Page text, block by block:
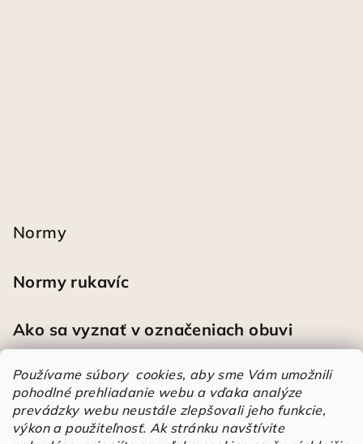
Používame súbory cookies, aby sme Vám umožnili
pohodlné prehliadanie webu a vďaka analýze
prevádzky webu neustále zlepšovali jeho funkcie,
výkon a použiteľnosť. Ak stránku navštívite
Normy
Normy rukavíc
Ako sa vyznať v označeniach obuvi
Heureka